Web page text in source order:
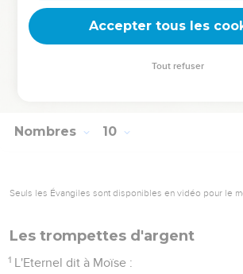
pas ; et quand elle s'élevait, ils partaient.
C’est sur l’ordre de l’Eternel qu’ils
Ils obéissaient au commandement de
Nombres 10
Seuls les Évangiles sont disponibles en vidéo pour le
Les trompettes d'argent
1 L'Eternel dit à Moïse :
Accepter tous les
Tout refuser